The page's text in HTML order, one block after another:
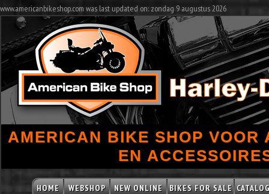
www.americanbikeshop.com was last updated on: zondag 9 augustus 2026
AMERICAN BIKE SHOP VOOR
EN
HOME WEBSHOP NEW ONLINE BIKES FOR SALE